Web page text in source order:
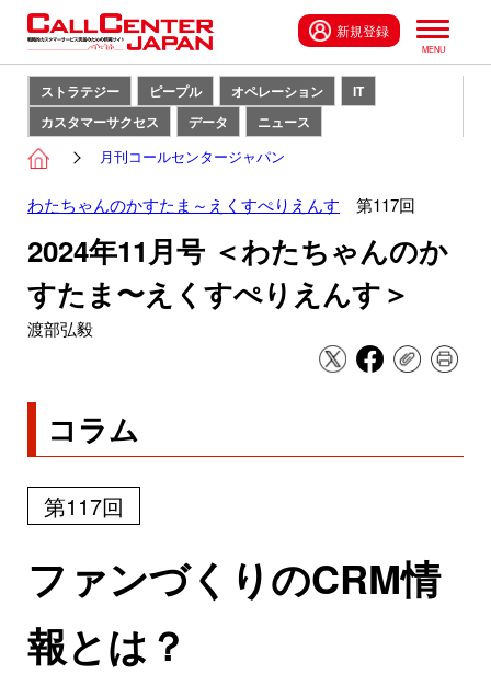
新規登録
ストラテジー ピープル オペレーション
IT
カスタマーサクセス
データ ニュース
月刊コールセンタージャパン
わたちゃんのかすたま～えくすぺりえんす 第117回
2024年11月号 ＜わたちゃんのか
すたま〜えくすぺりえんす＞
渡部弘毅
コラム
第117回
ファンづくりのCRM情
報とは？